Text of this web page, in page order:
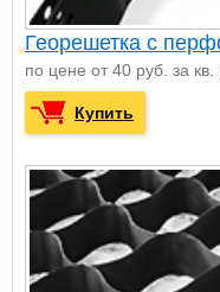
Георешетка с
по цене от 40 руб. за кв.
Купить